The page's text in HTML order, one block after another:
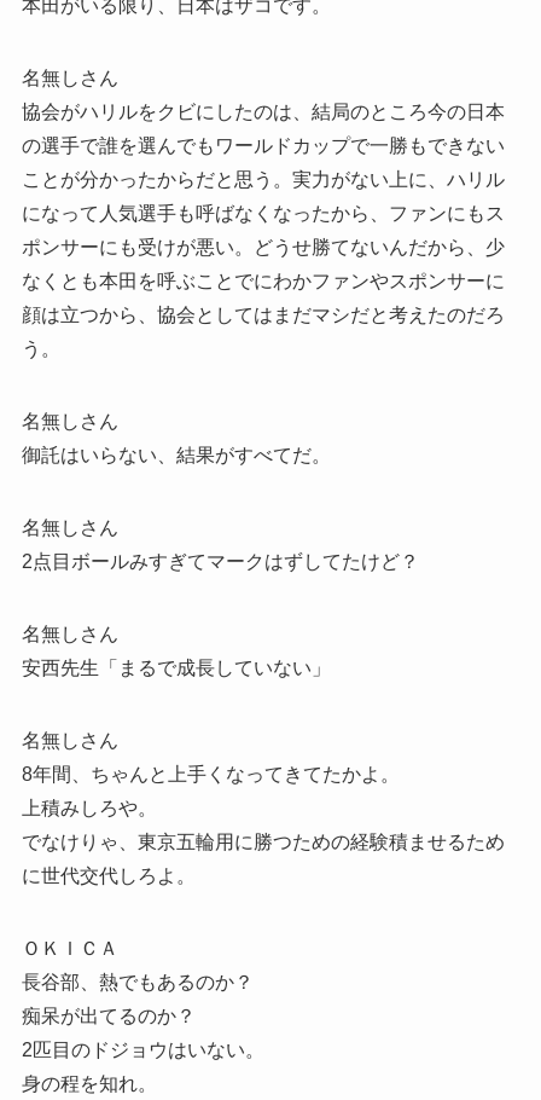
本田がいる限り、日本はザコです。
名無しさん
協会がハリルをクビにしたのは、結局のところ今の日本
の選手で誰を選んでもワールドカップで一勝もできない
ことが分かったからだと思う。実力がない上に、ハリル
になって人気選手も呼ばなくなったから、ファンにもス
ポンサーにも受けが悪い。どうせ勝てないんだから、少
なくとも本田を呼ぶことでにわかファンやスポンサーに
顔は立つから、協会としてはまだマシだと考えたのだろ
う。
名無しさん
御託はいらない、結果がすべてだ。
名無しさん
2点目ボールみすぎてマークはずしてたけど？
名無しさん
安西先生「まるで成長していない」
名無しさん
8年間、ちゃんと上手くなってきてたかよ。
上積みしろや。
でなけりゃ、東京五輪用に勝つための経験積ませるため
に世代交代しろよ。
ＯＫＩＣＡ
長谷部、熱でもあるのか？
痴呆が出てるのか？
2匹目のドジョウはいない。
身の程を知れ。